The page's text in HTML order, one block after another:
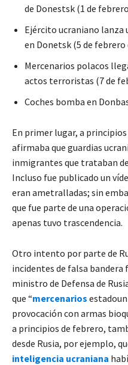
de Donestsk (1 de
Ejército ucraniano lanza
en Donetsk (5 de febrero
Mercenarios polacos
actos terroristas (7 de
Coches bomba en
En primer lugar, a
afirmaba que guardias
inmigrantes que trataban
Incluso fue publicado un
eran ametralladas; sin
que fue parte de una
apenas tuvo trascendencia.
Otro intento por parte de
incidentes de falsa bandera
ministro de Defensa de
que “mercenarios
provocación con armas
a principios de febrero,
desde Rusia, por ejemplo,
inteligencia ucraniana